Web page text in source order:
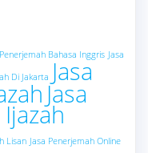
Bahasa Inggris Jasa
Di Jakarta Jasa
Jasa
Lisan Jasa Penerjemah Online